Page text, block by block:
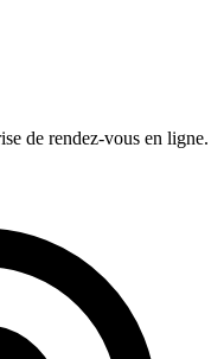
de rendez-vous en ligne.